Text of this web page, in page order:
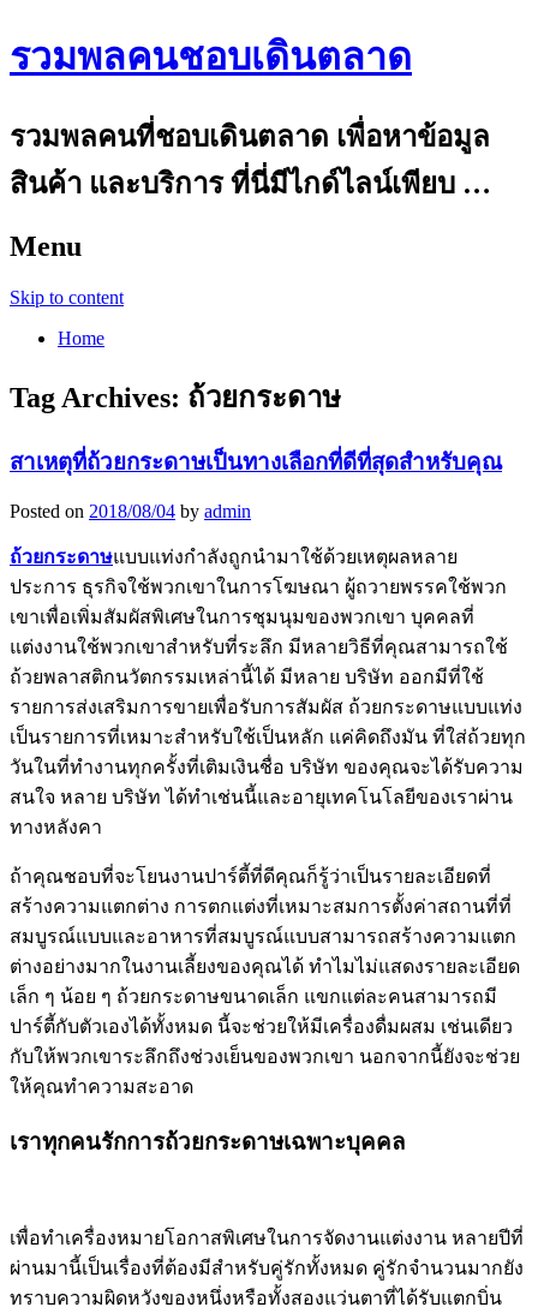
รวมพลคนชอบเดินตลาด
รวมพลคนที่ชอบเดินตลาด เพื่อหาข้อมูล
สินค้า และบริการ ที่นี่มีไกด์ไลน์เพียบ …
Menu
Skip to content
Home
Tag Archives: ถ้วยกระดาษ
สาเหตุที่ถ้วยกระดาษเป็นทางเลือกที่ดีที่สุดสำหรับคุณ
Posted on 2018/08/04 by admin
ถ้วยกระดาษแบบแท่งกำลังถูกนำมาใช้ด้วยเหตุผลหลาย
ประการ ธุรกิจใช้พวกเขาในการโฆษณา ผู้ถวายพรรคใช้พวก
เขาเพื่อเพิ่มสัมผัสพิเศษในการชุมนุมของพวกเขา บุคคลที่
แต่งงานใช้พวกเขาสำหรับที่ระลึก มีหลายวิธีที่คุณสามารถใช้
ถ้วยพลาสติกนวัตกรรมเหล่านี้ได้ มีหลาย บริษัท ออกมีที่ใช้
รายการส่งเสริมการขายเพื่อรับการสัมผัส ถ้วยกระดาษแบบแท่ง
เป็นรายการที่เหมาะสำหรับใช้เป็นหลัก แค่คิดถึงมัน ที่ใส่ถ้วยทุก
วันในที่ทำงานทุกครั้งที่เติมเงินชื่อ บริษัท ของคุณจะได้รับความ
สนใจ หลาย บริษัท ได้ทำเช่นนี้และอายุเทคโนโลยีของเราผ่าน
ทางหลังคา
ถ้าคุณชอบที่จะโยนงานปาร์ตี้ที่ดีคุณก็รู้ว่าเป็นรายละเอียดที่
สร้างความแตกต่าง การตกแต่งที่เหมาะสมการตั้งค่าสถานที่ที่
สมบูรณ์แบบและอาหารที่สมบูรณ์แบบสามารถสร้างความแตก
ต่างอย่างมากในงานเลี้ยงของคุณได้ ทำไมไม่แสดงรายละเอียด
เล็ก ๆ น้อย ๆ ถ้วยกระดาษขนาดเล็ก แขกแต่ละคนสามารถมี
ปาร์ตี้กับตัวเองได้ทั้งหมด นี้จะช่วยให้มีเครื่องดื่มผสม เช่นเดียว
กับให้พวกเขาระลึกถึงช่วงเย็นของพวกเขา นอกจากนี้ยังจะช่วย
ให้คุณทำความสะอาด
เราทุกคนรักการถ้วยกระดาษเฉพาะบุคคล
เพื่อทำเครื่องหมายโอกาสพิเศษในการจัดงานแต่งงาน หลายปีที่
ผ่านมานี้เป็นเรื่องที่ต้องมีสำหรับคู่รักทั้งหมด คู่รักจำนวนมากยัง
ทราบความผิดหวังของหนึ่งหรือทั้งสองแว่นตาที่ได้รับแตกบิ่น